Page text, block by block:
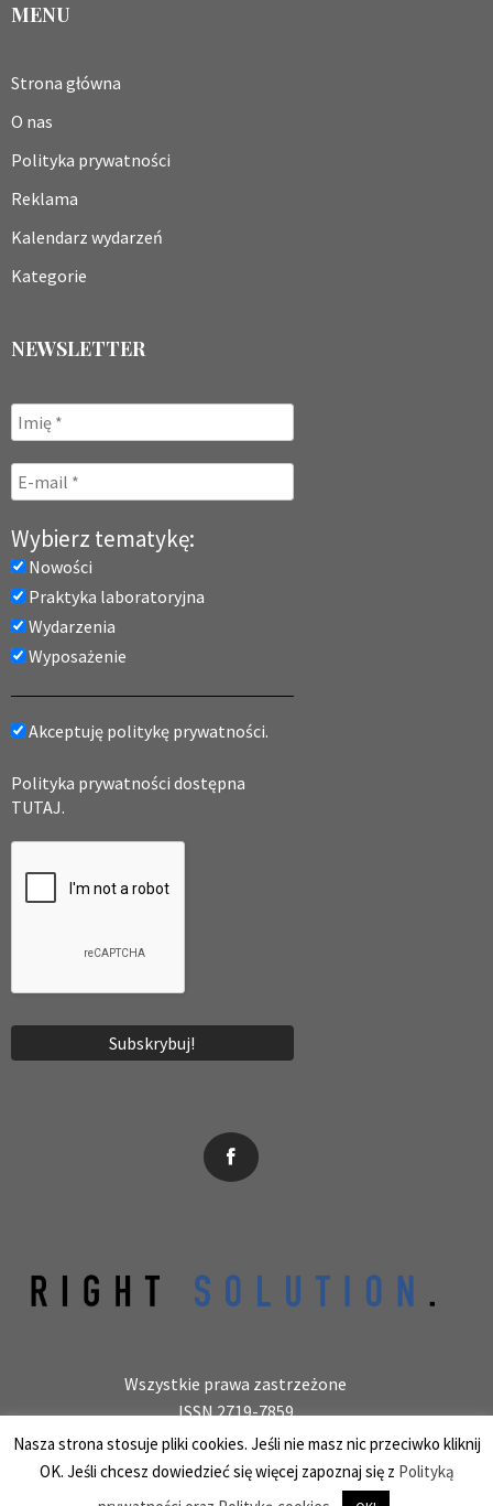
MENU
Strona główna
O nas
Polityka prywatności
Reklama
Kalendarz wydarzeń
Kategorie
NEWSLETTER
Wybierz tematykę:
Nowości
Praktyka laboratoryjna
Wydarzenia
Wyposażenie
Akceptuję politykę prywatności.
Polityka prywatności dostępna
TUTAJ.
Wszystkie prawa zastrzeżone
ISSN 2719-7859
Wydawca: laboratoryjnie.pl Krzysztof Wołowiec
25-150 Kielce, ul. Barwinek 9/31, REGON 387847966
Nasza strona stosuje pliki cookies. Jeśli nie masz nic przeciwko kliknij
OK. Jeśli chcesz dowiedzieć się więcej zapoznaj się z Polityką